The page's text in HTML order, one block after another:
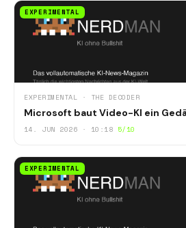
EXPERIMENTAL
EXPERIMENTAL · THE DECODER
Microsoft baut Video-KI ein
14. JUN 2026 · 10:18 5/10
EXPERIMENTAL